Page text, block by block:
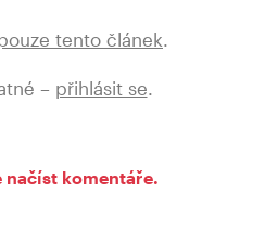
tento článek
– přihlásit se
načíst komentáře.